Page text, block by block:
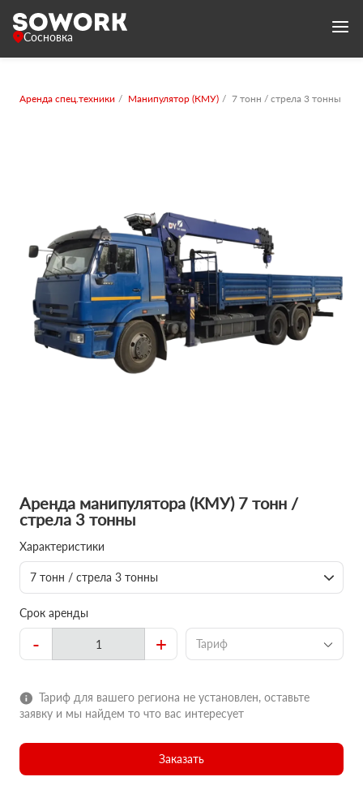
Сосновка
Аренда спец.техники Манипулятор (КМУ) 7 тонн / стрела 3 тонны
Аренда манипулятора (КМУ) 7 тонн /
стрела 3 тонны
Характеристики
7 тонн / стрела 3 тонны
Срок аренды
- + Тариф
Тариф для вашего региона не установлен, оставьте
заявку и мы найдем то что вас интересует
Заказать